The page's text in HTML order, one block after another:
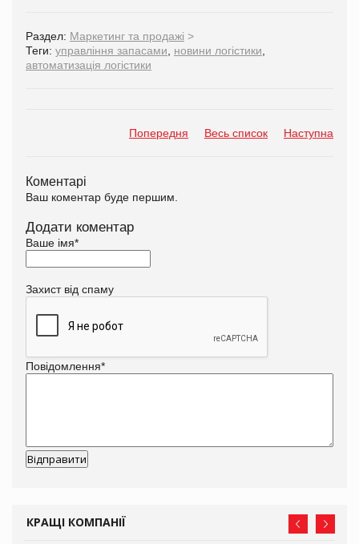
Раздел: Маркетинг та продажі >
Теги: управління запасами, новини логістики,
автоматизація логістики
Попередня Весь список Наступна
Коментарі
Ваш коментар буде першим.
Додати коментар
Ваше імя*
Захист від спаму
Повідомлення*
КРАЩІ КОМПАНІЇ